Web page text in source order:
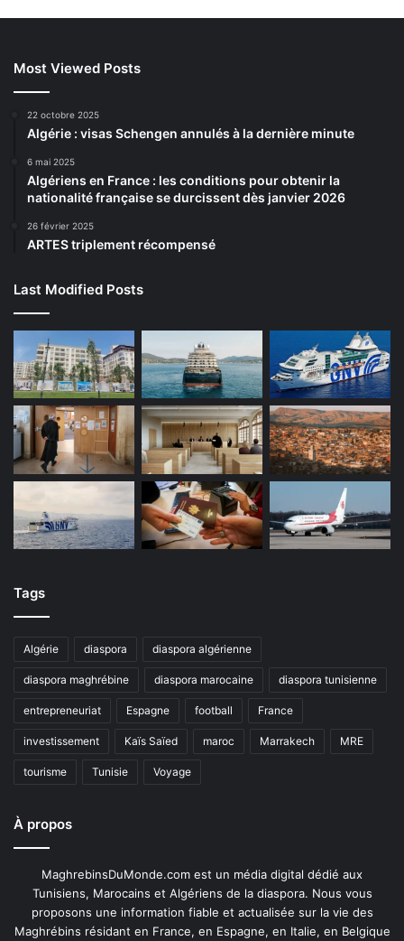
Most Viewed Posts
22 octobre 2025
Algérie : visas Schengen annulés à la dernière minute
6 mai 2025
Algériens en France : les conditions pour obtenir la
nationalité française se durcissent dès janvier 2026
26 février 2025
ARTES triplement récompensé
Last Modified Posts
Tags
Algérie diaspora diaspora algérienne
diaspora maghrébine diaspora marocaine diaspora tunisienne
entrepreneuriat Espagne football France
investissement Kaïs Saïed maroc Marrakech MRE
tourisme Tunisie Voyage
À propos
MaghrebinsDuMonde.com est un média digital dédié aux
Tunisiens, Marocains et Algériens de la diaspora. Nous vous
proposons une information fiable et actualisée sur la vie des
Maghrébins résidant en France, en Espagne, en Italie, en Belgique